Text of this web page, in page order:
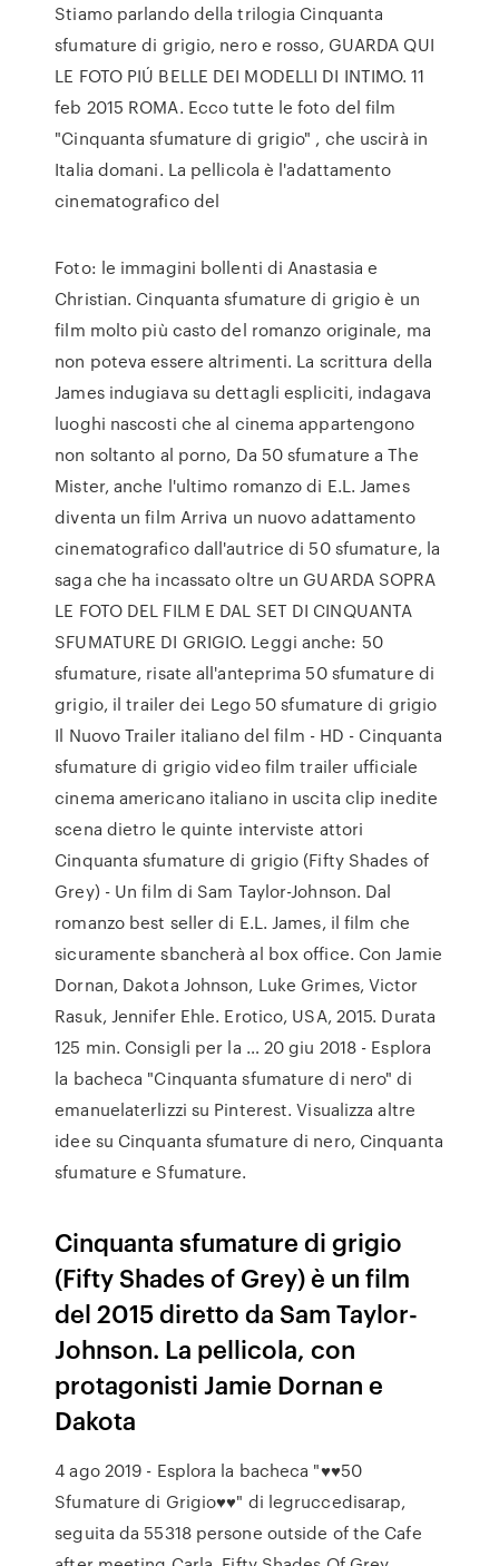
Stiamo parlando della trilogia Cinquanta
sfumature di grigio, nero e rosso, GUARDA QUI
LE FOTO PIÚ BELLE DEI MODELLI DI INTIMO. 11
feb 2015 ROMA. Ecco tutte le foto del film
"Cinquanta sfumature di grigio" , che uscirà in
Italia domani. La pellicola è l'adattamento
cinematografico del
Foto: le immagini bollenti di Anastasia e
Christian. Cinquanta sfumature di grigio è un
film molto più casto del romanzo originale, ma
non poteva essere altrimenti. La scrittura della
James indugiava su dettagli espliciti, indagava
luoghi nascosti che al cinema appartengono
non soltanto al porno, Da 50 sfumature a The
Mister, anche l'ultimo romanzo di E.L. James
diventa un film Arriva un nuovo adattamento
cinematografico dall'autrice di 50 sfumature, la
saga che ha incassato oltre un GUARDA SOPRA
LE FOTO DEL FILM E DAL SET DI CINQUANTA
SFUMATURE DI GRIGIO. Leggi anche: 50
sfumature, risate all'anteprima 50 sfumature di
grigio, il trailer dei Lego 50 sfumature di grigio
Il Nuovo Trailer italiano del film - HD - Cinquanta
sfumature di grigio video film trailer ufficiale
cinema americano italiano in uscita clip inedite
scena dietro le quinte interviste attori
Cinquanta sfumature di grigio (Fifty Shades of
Grey) - Un film di Sam Taylor-Johnson. Dal
romanzo best seller di E.L. James, il film che
sicuramente sbancherà al box office. Con Jamie
Dornan, Dakota Johnson, Luke Grimes, Victor
Rasuk, Jennifer Ehle. Erotico, USA, 2015. Durata
125 min. Consigli per la … 20 giu 2018 - Esplora
la bacheca "Cinquanta sfumature di nero" di
emanuelaterlizzi su Pinterest. Visualizza altre
idee su Cinquanta sfumature di nero, Cinquanta
sfumature e Sfumature.
Cinquanta sfumature di grigio
(Fifty Shades of Grey) è un film
del 2015 diretto da Sam Taylor-
Johnson. La pellicola, con
protagonisti Jamie Dornan e
Dakota
4 ago 2019 - Esplora la bacheca "♥♥50
Sfumature di Grigio♥♥" di legruccedisarap,
seguita da 55318 persone outside of the Cafe